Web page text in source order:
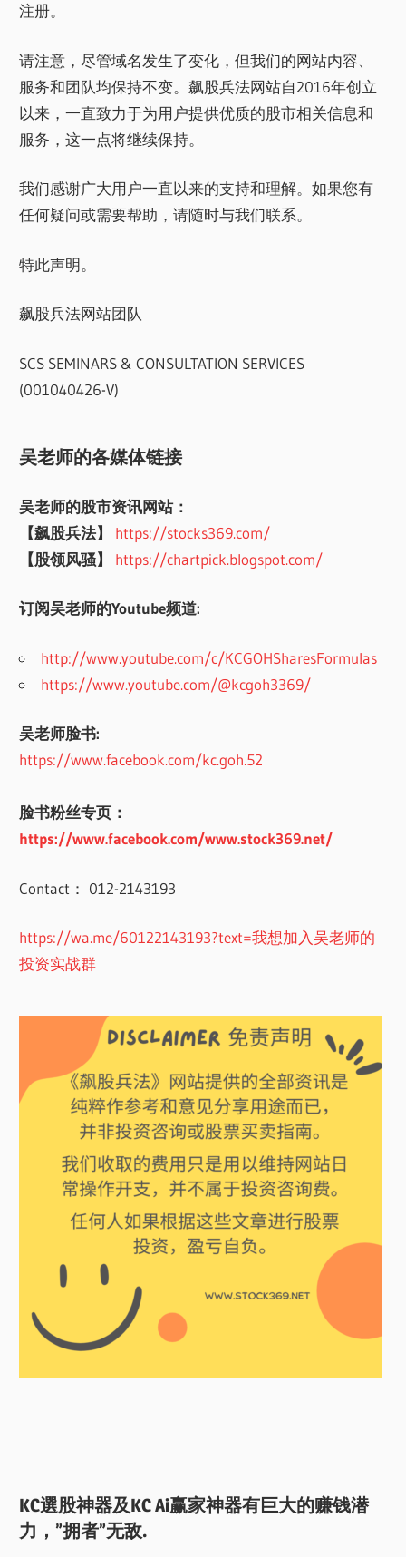
注册。
请注意，尽管域名发生了变化，但我们的网站内容、
服务和团队均保持不变。飙股兵法网站自2016年创立
以来，一直致力于为用户提供优质的股市相关信息和
服务，这一点将继续保持。
我们感谢广大用户一直以来的支持和理解。如果您有
任何疑问或需要帮助，请随时与我们联系。
特此声明。
飙股兵法网站团队
SCS SEMINARS & CONSULTATION SERVICES
(001040426-V)
吴老师的各媒体链接
吴老师的股市资讯网站：
【飙股兵法】
https://stocks369.com/
【股领风骚】
https://chartpick.blogspot.com/
订阅吴老师的Youtube频道:
http://www.youtube.com/c/KCGOHSharesFormulas
https://www.youtube.com/@kcgoh3369/
吴老师脸书:
https://www.facebook.com/kc.goh.52
脸书粉丝专页：
https://www.facebook.com/www.stock369.net/
Contact： 012-2143193
https://wa.me/60122143193?text=我想加入吴老师的
投资实战群
KC選股神器及KC Ai赢家神器有巨大的赚钱潜
力，”拥者”无敌.